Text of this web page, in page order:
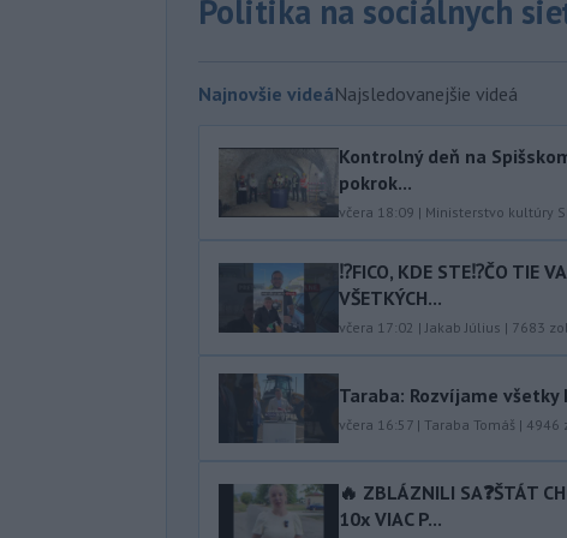
Politika na sociálnych
Najnovšie videáNajsledovanejšie videá
Kontrolný deň na
pokrok...
včera 18:09 | Ministerstvo kultúry
⁉️FICO, KDE STE⁉️ČO TIE
VŠETKÝCH...
včera 17:02 |Jakab Július | 7683
Taraba: Rozvíjame všetky
včera 16:57 | Taraba Tomáš | 4946
🔥 ZBLÁZNILI SA❓️ŠTÁT
10x VIAC P...